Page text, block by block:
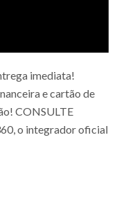
imediata!
e cartão de
CONSULTE
o integrador oficial